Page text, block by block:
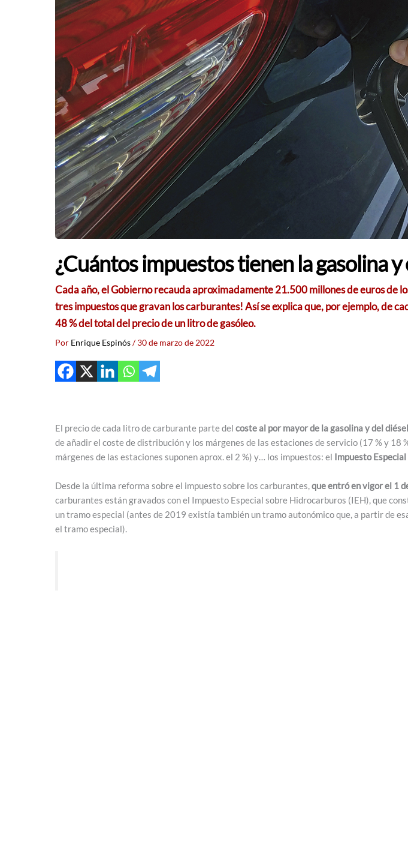
¿Cuántos impuestos tienen la gasolina
Cada año, el Gobierno recauda aproximadamente 21.500 millones de euros de
tres impuestos que gravan los carburantes! Así se explica que, por ejemplo, de
48 % del total del precio de un litro de gasóleo.
Por Enrique Espinós/30 de marzo de 2022
El precio de cada litro de carburante parte del coste al por mayor de la gasolina y del
de añadir el coste de distribución y los márgenes de las estaciones de servicio (17 % y 18
márgenes de las estaciones suponen aprox. el 2 %) y… los impuestos: el Impuesto
Desde la última reforma sobre el impuesto sobre los carburantes,que entró en vigor el 1
carburantes están gravados con el Impuesto Especial sobre Hidrocarburos (IEH), que
un tramo especial (antes de 2019 existía también un tramo autonómico que, a partir de
el tramo especial).